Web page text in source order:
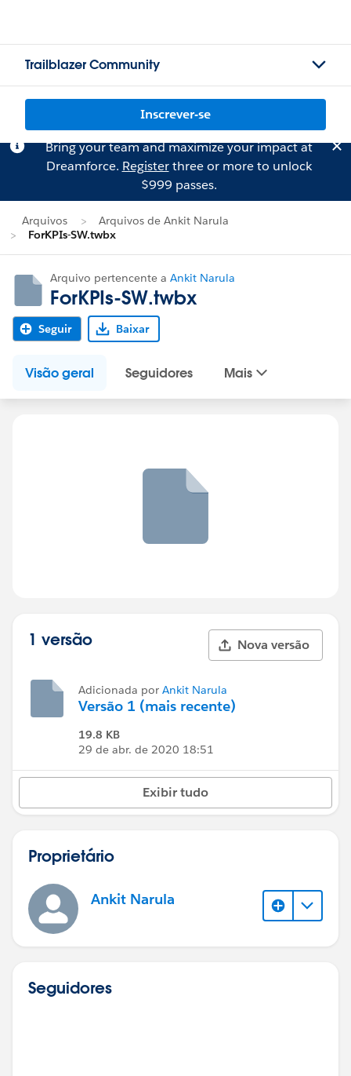
Trailblazer Community
Inscrever-se
Bring your team and maximize your impact at
Dreamforce. Registerthree or more to unlock
$999 passes.
Arquivos
Arquivos de Ankit Narula
ForKPIs-SW.twbx
Arquivo pertencente a Ankit Narula
ForKPIs-SW.twbx
Seguir Baixar
Visão geral Seguidores Mais
1 versão Nova versão
Adicionada por Ankit Narula
Versão 1 (mais recente)
19.8 KB
29 de abr. de 2020 18:51
Exibir tudo
Proprietário
Ankit Narula
Seguidores